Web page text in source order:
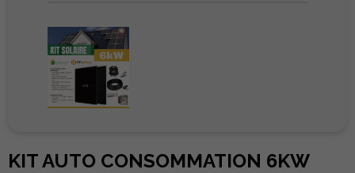
KIT AUTO CONSOMMATION 6KW